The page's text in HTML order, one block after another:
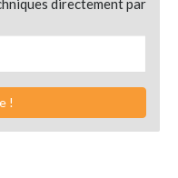
directement par
!